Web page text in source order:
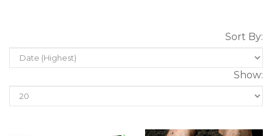
Sort By:
Show: